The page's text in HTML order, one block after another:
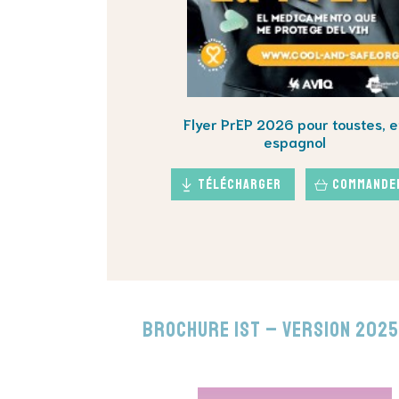
Flyer PrEP 2026 pour toustes,
espagnol
Télécharger
Brochure IST – version 2025